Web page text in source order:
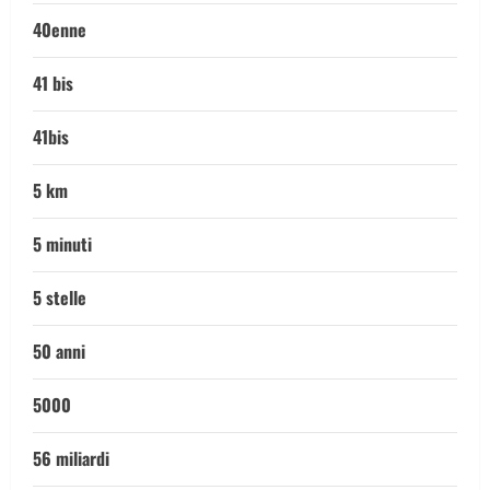
40enne
41 bis
41bis
5 km
5 minuti
5 stelle
50 anni
5000
56 miliardi